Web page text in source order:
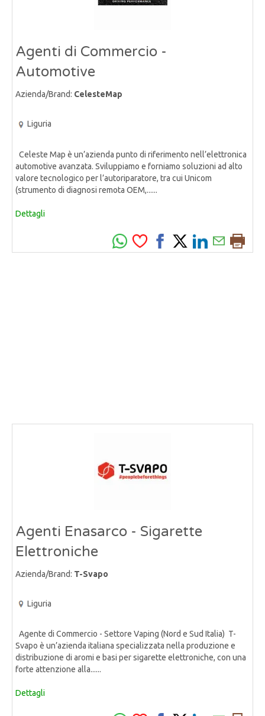
Agenti di Commercio -
Automotive
Azienda/Brand: CelesteMap
Liguria
Celeste Map è un’azienda punto di riferimento nell’elettronica
automotive avanzata. Sviluppiamo e forniamo soluzioni ad alto
valore tecnologico per l’autoriparatore, tra cui Unicom
(strumento di diagnosi remota OEM,......
Dettagli
Agenti Enasarco - Sigarette
Elettroniche
Azienda/Brand: T-Svapo
Liguria
Agente di Commercio - Settore Vaping (Nord e Sud Italia) T-
Svapo è un’azienda italiana specializzata nella produzione e
distribuzione di aromi e basi per sigarette elettroniche, con una
forte attenzione alla......
Dettagli